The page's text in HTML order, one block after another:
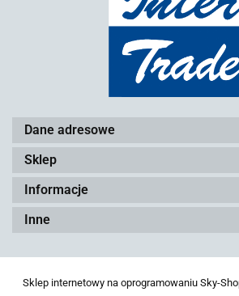
Dane adresowe
Sklep
Informacje
Inne
Sklep internetowy na oprogramowaniu Sky-